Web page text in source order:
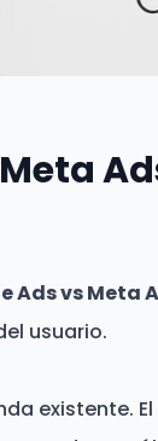
Ads vs Meta
usuario.
existente.